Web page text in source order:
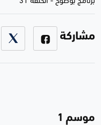
مشاركة
موسم 1